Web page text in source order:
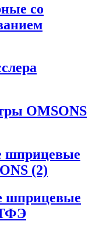
со
OMSONS
шприцевые
(2)
шприцевые